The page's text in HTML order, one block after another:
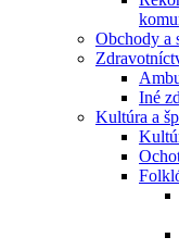
Obchody a
Iné
Kultúra a